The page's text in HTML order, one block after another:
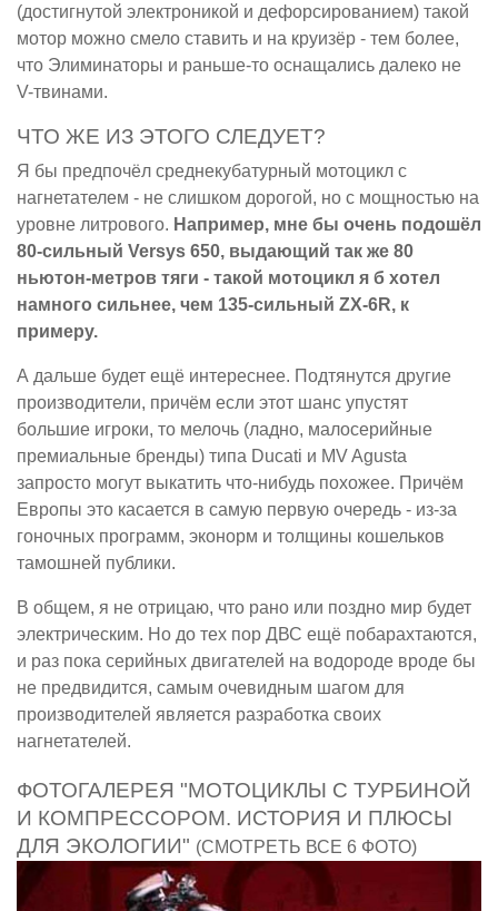
(достигнутой электроникой и дефорсированием) такой
мотор можно смело ставить и на круизёр - тем более,
что Элиминаторы и раньше-то оснащались далеко не
V-твинами.
ЧТО ЖЕ ИЗ ЭТОГО СЛЕДУЕТ?
Я бы предпочёл среднекубатурный мотоцикл с
нагнетателем - не слишком дорогой, но с мощностью на
уровне литрового. Например, мне бы очень подошёл
80-сильный Versys 650, выдающий так же 80
ньютон-метров тяги - такой мотоцикл я б хотел
намного сильнее, чем 135-сильный ZX-6R, к
примеру.
А дальше будет ещё интереснее. Подтянутся другие
производители, причём если этот шанс упустят
большие игроки, то мелочь (ладно, малосерийные
премиальные бренды) типа Ducati и MV Agusta
запросто могут выкатить что-нибудь похожее. Причём
Европы это касается в самую первую очередь - из-за
гоночных программ, эконорм и толщины кошельков
тамошней публики.
В общем, я не отрицаю, что рано или поздно мир будет
электрическим. Но до тех пор ДВС ещё побарахтаются,
и раз пока серийных двигателей на водороде вроде бы
не предвидится, самым очевидным шагом для
производителей является разработка своих
нагнетателей.
ФОТОГАЛЕРЕЯ "МОТОЦИКЛЫ С ТУРБИНОЙ
И КОМПРЕССОРОМ. ИСТОРИЯ И ПЛЮСЫ
ДЛЯ ЭКОЛОГИИ" (СМОТРЕТЬ ВСЕ 6 ФОТО)